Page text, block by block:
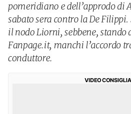
pomeridiano e dell’approdo di
sabato sera contro la De
il nodo Liorni, sebbene, stando
Fanpage.it, manchi l’accordo
conduttore.
VIDEO